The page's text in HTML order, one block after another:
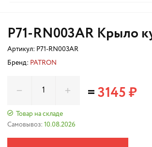
P71-RN003AR Крыло
Артикул: P71-RN003AR
Бренд: PATRON
Товар на складе
Самовывоз: 10.08.2026
=3145 ₽